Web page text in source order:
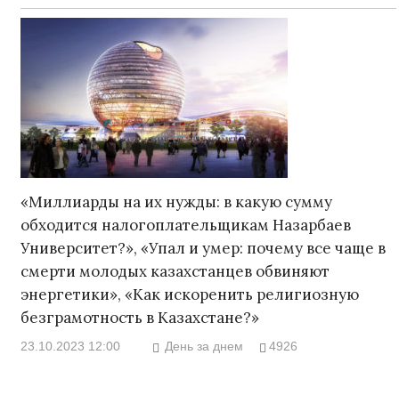
«Миллиарды на их нужды: в какую сумму
обходится налогоплательщикам Назарбаев
Университет?», «Упал и умер: почему все чаще в
смерти молодых казахстанцев обвиняют
энергетики», «Как искоренить религиозную
безграмотность в Казахстане?»
23.10.2023 12:00 День за днем 4926